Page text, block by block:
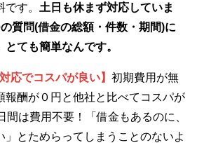
す。 土日も休まず対応していま
質問(借金の総額・件数・期間)に
ても簡単なんです。
応でコスパが良い】 初期費用が無
報酬が０円と他社と比べてコスパが
間は費用不要！「借金もあるのに、
」とためらってしまうことのないよ